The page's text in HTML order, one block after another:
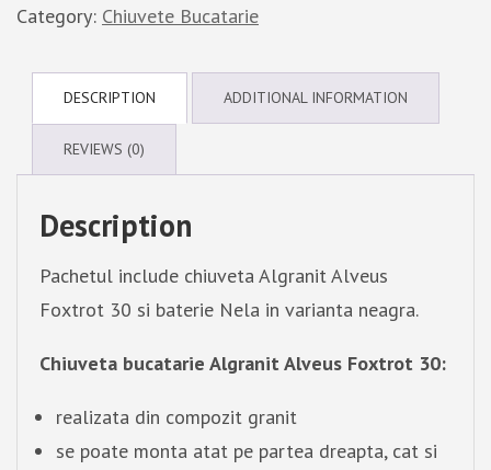
Category: Chiuvete Bucatarie
DESCRIPTION ADDITIONAL INFORMATION
REVIEWS (0)
Description
Pachetul include chiuveta Algranit Alveus
Foxtrot 30 si baterie Nela in varianta neagra.
Chiuveta bucatarie Algranit Alveus Foxtrot 30:
realizata din compozit granit
se poate monta atat pe partea dreapta, cat si